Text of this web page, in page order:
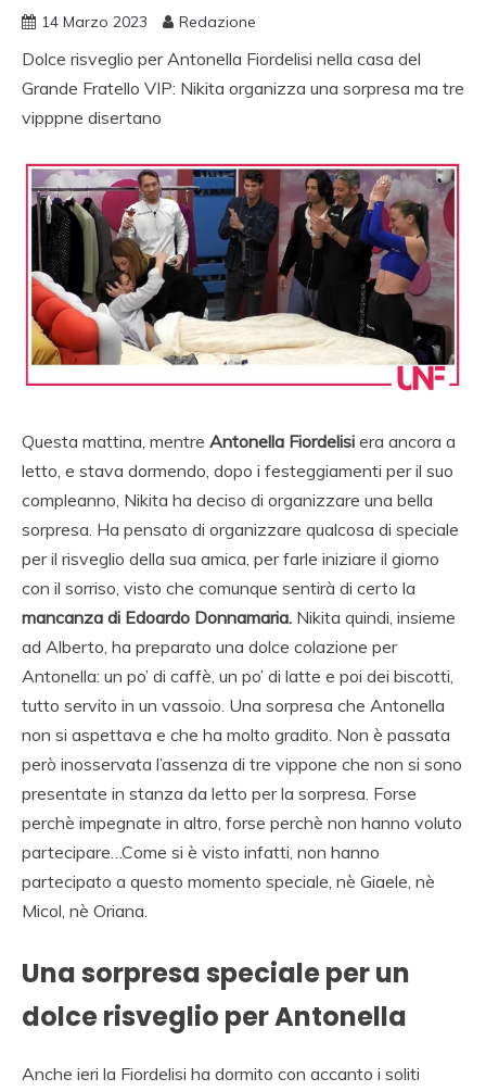
14 Marzo 2023 Redazione
Dolce risveglio per Antonella Fiordelisi nella casa del
Grande Fratello VIP: Nikita organizza una sorpresa ma tre
vipppne disertano
Questa mattina, mentre Antonella Fiordelisi era ancora a
letto, e stava dormendo, dopo i festeggiamenti per il suo
compleanno, Nikita ha deciso di organizzare una bella
sorpresa. Ha pensato di organizzare qualcosa di speciale
per il risveglio della sua amica, per farle iniziare il giorno
con il sorriso, visto che comunque sentirà di certo la
mancanza di Edoardo Donnamaria. Nikita quindi, insieme
ad Alberto, ha preparato una dolce colazione per
Antonella: un po’ di caffè, un po’ di latte e poi dei biscotti,
tutto servito in un vassoio. Una sorpresa che Antonella
non si aspettava e che ha molto gradito. Non è passata
però inosservata l’assenza di tre vippone che non si sono
presentate in stanza da letto per la sorpresa. Forse
perchè impegnate in altro, forse perchè non hanno voluto
partecipare…Come si è visto infatti, non hanno
partecipato a questo momento speciale, nè Giaele, nè
Micol, nè Oriana.
Una sorpresa speciale per un
dolce risveglio per Antonella
Anche ieri la Fiordelisi ha dormito con accanto i soliti